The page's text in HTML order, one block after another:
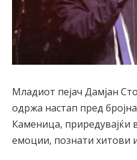
Младиот пејач Дамјан
одржа настап пред
Каменица, приредувајќи
емоции, познати хитови